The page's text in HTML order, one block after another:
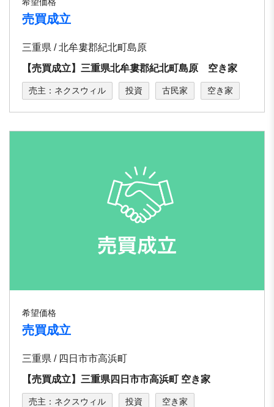
売買成立
三重県 / 北牟婁郡紀北町島原
【売買成立】三重県北牟婁郡紀北町島原 空き家
売主：ネクスウィル 投資 古民家 空き家
希望価格
売買成立
三重県 / 四日市市高浜町
【売買成立】三重県四日市市⾼浜町 空き家
売主：ネクスウィル 投資 空き家